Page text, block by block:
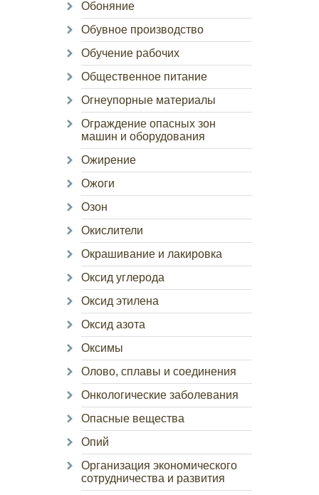
Обоняние
Обувное производство
Обучение рабочих
Общественное питание
Огнеупорные материалы
Ограждение опасных зон
машин и оборудования
Ожирение
Ожоги
Озон
Окислители
Окрашивание и лакировка
Оксид углерода
Оксид этилена
Оксид азота
Оксимы
Олово, сплавы и соединения
Онкологические заболевания
Опасные вещества
Опий
Организация экономического
сотрудничества и развития